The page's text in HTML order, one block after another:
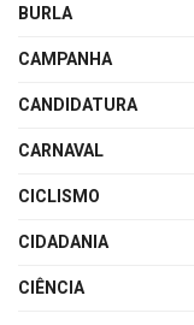
BURLA
CAMPANHA
CANDIDATURA
CARNAVAL
CICLISMO
CIDADANIA
CIÊNCIA